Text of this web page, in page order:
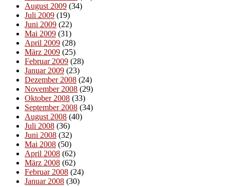
August 2009 (34)
Juli 2009 (19)
Juni 2009 (22)
Mai 2009 (31)
April 2009 (28)
März 2009 (25)
Februar 2009 (28)
Januar 2009 (23)
Dezember 2008 (24)
November 2008 (29)
Oktober 2008 (33)
September 2008 (34)
August 2008 (40)
Juli 2008 (36)
Juni 2008 (32)
Mai 2008 (50)
April 2008 (62)
März 2008 (62)
Februar 2008 (24)
Januar 2008 (30)